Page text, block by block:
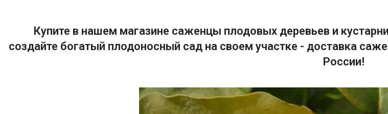
Купите в нашем магазине саженцы плодовых деревьев и
создайте богатый плодоносный сад на своем участке - доставка
России!